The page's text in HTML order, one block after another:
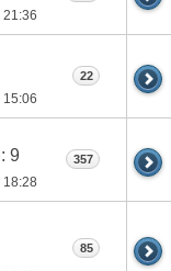
21:36
15:06
22
18:28
357
85